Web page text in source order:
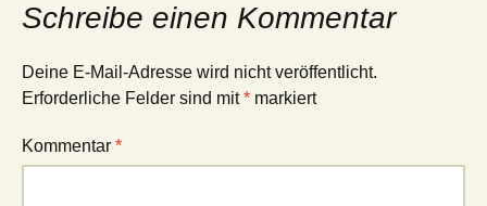
Schreibe einen Kommentar
Deine E-Mail-Adresse wird nicht veröffentlicht.
Erforderliche Felder sind mit* markiert
Kommentar *